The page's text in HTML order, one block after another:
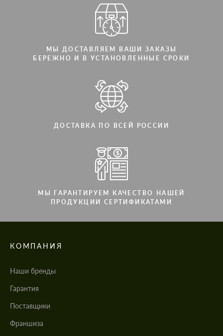
МЫ ДОСТАВЛЯЕМ ВАШИ ЗАКАЗЫ
БЕРЕЖНО И В УСТАНОВЛЕННЫЕ СРОКИ
ДОСТАВКА ПО ВСЕЙ РОССИИ
МЫ ГАРАНТИРУЕМ КАЧЕСТВО НАШЕЙ
ПРОДУКЦИИ СЕРТИФИКАТАМИ
КОМПАНИЯ
Наши бренды
Гарантия
Поставщики
Франшиза